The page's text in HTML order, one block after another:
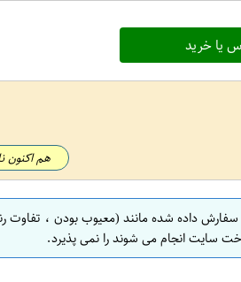
یا خرید
هم اکنون
داده شده مانند (معیوب بودن ، تفاوت
سایت انجام می شوند را نمی پذیرد.